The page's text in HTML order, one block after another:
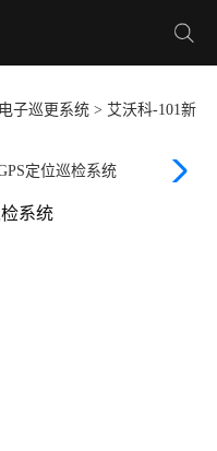
电子巡更系统 > 艾沃科-101新
系统